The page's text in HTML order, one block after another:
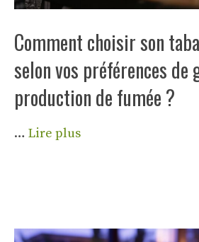
Comment choisir son
selon vos préférences de
production de fumée ?
… Lire plus